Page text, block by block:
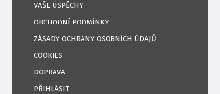
VAŠE ÚSPĚCHY
OBCHODNÍ PODMÍNKY
ZÁSADY OCHRANY OSOBNÍCH ÚDAJŮ
COOKIES
DOPRAVA
PŘIHLÁSIT